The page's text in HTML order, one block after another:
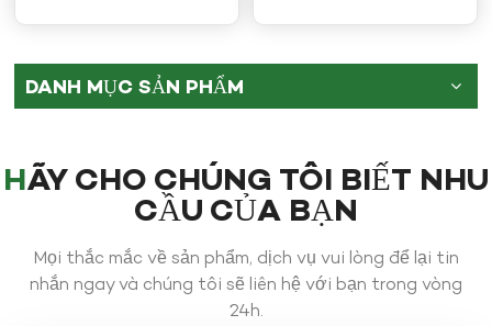
DANH MỤC SẢN PHẨM
HÃY CHO CHÚNG TÔI BIẾT NHU
CẦU CỦA BẠN
Mọi thắc mắc về sản phẩm, dịch vụ vui lòng để lại tin
nhắn ngay và chúng tôi sẽ liên hệ với bạn trong vòng
24h.